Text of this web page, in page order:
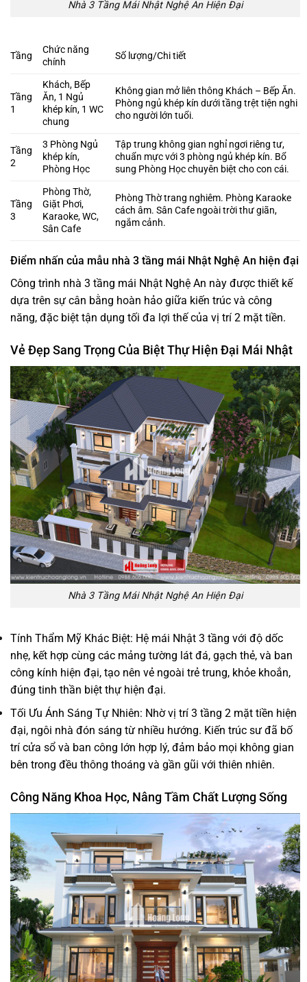
Nhà 3 Tầng Mái Nhật Nghệ An Hiện Đại
Tầng
Chức năng
chính
Số lượng/Chi tiết
Tầng
1
Khách, Bếp
Ăn, 1 Ngủ
khép kín, 1 WC
chung
Không gian mở liên thông Khách – Bếp Ăn.
Phòng ngủ khép kín dưới tầng trệt tiện nghi
cho người lớn tuổi.
Tầng
2
3 Phòng Ngủ
khép kín,
Phòng Học
Tập trung không gian nghỉ ngơi riêng tư,
chuẩn mực với 3 phòng ngủ khép kín. Bổ
sung Phòng Học chuyên biệt cho con cái.
Tầng
3
Phòng Thờ,
Giặt Phơi,
Karaoke, WC,
Sân Cafe
Phòng Thờ trang nghiêm. Phòng Karaoke
cách âm. Sân Cafe ngoài trời thư giãn,
ngắm cảnh.
Điểm nhấn của mẫu nhà 3 tầng mái Nhật Nghệ An hiện đại
Công trình nhà 3 tầng mái Nhật Nghệ An này được thiết kế
dựa trên sự cân bằng hoàn hảo giữa kiến trúc và công
năng, đặc biệt tận dụng tối đa lợi thế của vị trí 2 mặt tiền.
Vẻ Đẹp Sang Trọng Của Biệt Thự Hiện Đại Mái Nhật
Nhà 3 Tầng Mái Nhật Nghệ An Hiện Đại
Tính Thẩm Mỹ Khác Biệt: Hệ mái Nhật 3 tầng với độ dốc
nhẹ, kết hợp cùng các mảng tường lát đá, gạch thẻ, và ban
công kính hiện đại, tạo nên vẻ ngoài trẻ trung, khỏe khoắn,
đúng tinh thần biệt thự hiện đại.
Tối Ưu Ánh Sáng Tự Nhiên: Nhờ vị trí 3 tầng 2 mặt tiền hiện
đại, ngôi nhà đón sáng từ nhiều hướng. Kiến trúc sư đã bố
trí cửa sổ và ban công lớn hợp lý, đảm bảo mọi không gian
bên trong đều thông thoáng và gần gũi với thiên nhiên.
Công Năng Khoa Học, Nâng Tầm Chất Lượng Sống